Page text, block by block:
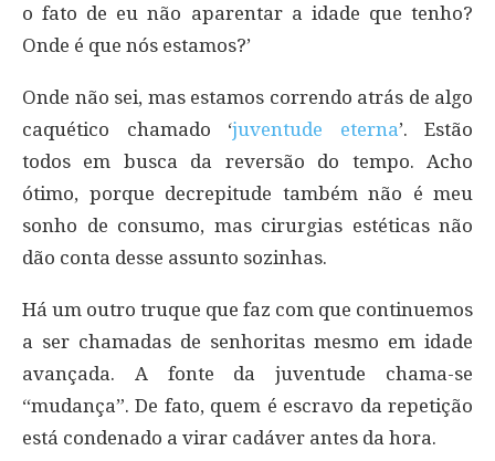
o fato de eu não aparentar a idade que tenho?
Onde é que nós estamos?’
Onde não sei, mas estamos correndo atrás de algo
caquético chamado ‘juventude eterna’. Estão
todos em busca da reversão do tempo. Acho
ótimo, porque decrepitude também não é meu
sonho de consumo, mas cirurgias estéticas não
dão conta desse assunto sozinhas.
Há um outro truque que faz com que continuemos
a ser chamadas de senhoritas mesmo em idade
avançada. A fonte da juventude chama-se
“mudança”. De fato, quem é escravo da repetição
está condenado a virar cadáver antes da hora.